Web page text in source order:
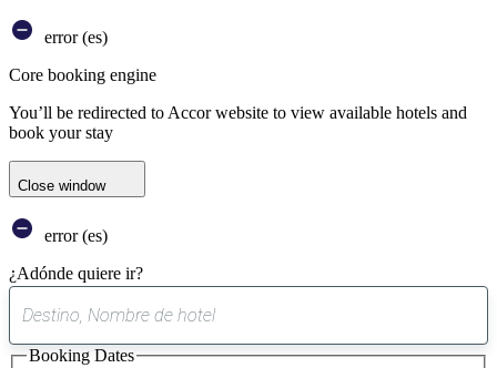
error (es)
Core booking engine
You’ll be redirected to Accor website to view available hotels and
book your stay
Close window
error (es)
¿Adónde quiere ir?
sugerencia
encontrada
Booking Dates